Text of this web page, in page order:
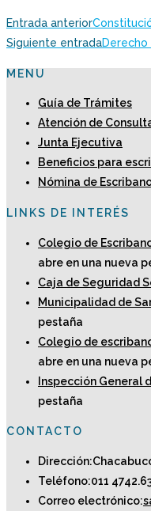
Entrada anterior
Siguiente entrada
MENU
Guía de Trámites
Atención de
Junta Ejecutiva
Beneficios para
Nómina de
LINKS DE INTERÉS
Colegio de
abre en una nueva
Caja de Seguridad
Municipalidad de
pestaña
Colegio de
abre en una nueva
Inspección General
pestaña
CONTACTO
Dirección:
Teléfono:011
Correo electrónico: